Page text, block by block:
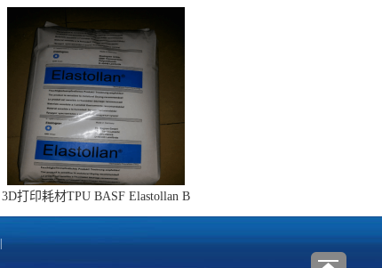
3D打印耗材TPU BASF Elastollan B
系列包胶护套
|